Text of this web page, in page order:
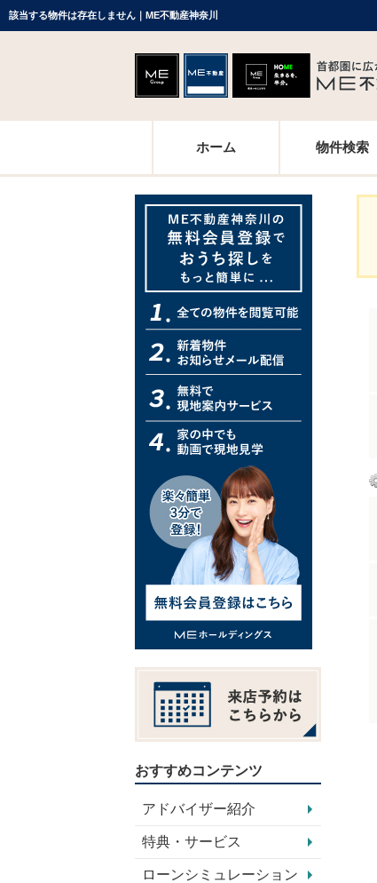
該当する物件は存在しません｜ME不動産神奈川
ホーム 物件検索
おすすめコンテンツ
アドバイザー紹介
特典・サービス
ローンシミュレーション